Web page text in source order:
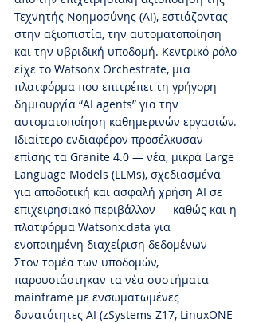
Τεχνητής Νοημοσύνης (AI), εστιάζοντας
στην αξιοπιστία, την αυτοματοποίηση
και την υβριδική υποδομή. Κεντρικό ρόλο
είχε το Watsonx Orchestrate, μια
πλατφόρμα που επιτρέπει τη γρήγορη
δημιουργία “AI agents” για την
αυτοματοποίηση καθημερινών εργασιών.
Ιδιαίτερο ενδιαφέρον προσέλκυσαν
επίσης τα Granite 4.0 — νέα, μικρά Large
Language Models (LLMs), σχεδιασμένα
για αποδοτική και ασφαλή χρήση AI σε
επιχειρησιακό περιβάλλον — καθώς και η
πλατφόρμα Watsonx.data για
ενοποιημένη διαχείριση δεδομένων
Στον τομέα των υποδομών,
παρουσιάστηκαν τα νέα συστήματα
mainframe με ενσωματωμένες
δυνατότητες AI (zSystems Z17, LinuxONE